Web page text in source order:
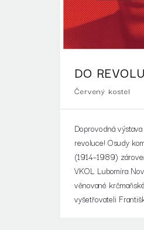
DO
JURY
Červený kostel
Doprovodná
revoluce! Osudy
(1914–1989)
VKOL Lubomíra
věnované
vyšetřovateli